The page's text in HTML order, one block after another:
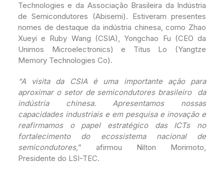
Technologies e da Associação Brasileira da Indústria
de Semicondutores (Abisemi). Estiveram presentes
nomes de destaque da indústria chinesa, como Zhao
Xueyi e Ruby Wang (CSIA), Yongchao Fu (CEO da
Unimos Microelectronics) e Titus Lo (Yangtze
Memory Technologies Co).
“A visita da CSIA é uma importante ação para
aproximar o setor de semicondutores brasileiro da
indústria chinesa. Apresentamos nossas
capacidades industriais e em pesquisa e inovação e
reafirmamos o papel estratégico das ICTs no
fortalecimento do ecossistema nacional de
semicondutores,” afirmou Nilton Morimoto,
Presidente do LSI-TEC.